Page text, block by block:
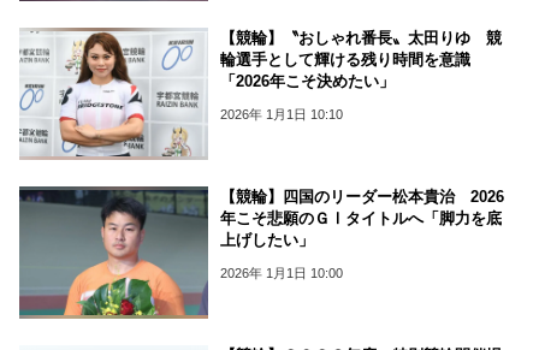
【競輪】〝おしゃれ番長〟太田りゆ 競
輪選手として輝ける残り時間を意識
「2026年こそ決めたい」
2026年 1月1日 10:10
【競輪】四国のリーダー松本貴治 2026
年こそ悲願のＧⅠタイトルへ「脚力を底
上げしたい」
2026年 1月1日 10:00